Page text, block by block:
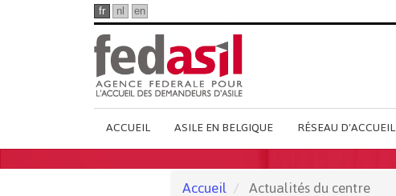
fr nl en
Main
French
ACCUEIL ASILE EN BELGIQUE RÉSEAU D'ACCUEIL
Accueil Actualités du centre